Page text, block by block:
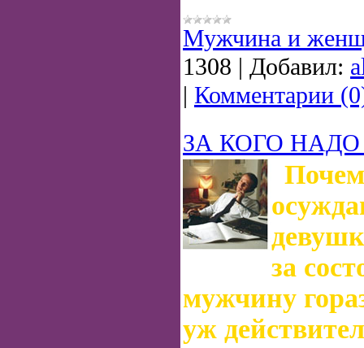
Мужчина и
1308 | Добавил:
| Комментарии
ЗА КОГО
за
мужчину
уж